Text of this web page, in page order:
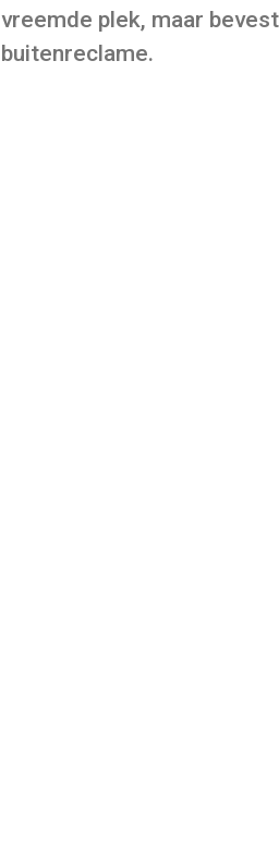
vreemde plek, maar
buitenreclame.